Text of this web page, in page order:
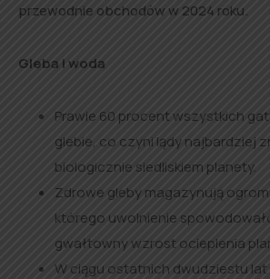
przewodnie obchodów w 2024 roku.
Gleba i woda
Prawie 60 procent wszystkich
glebie, co czyni lądy najbardziej
biologicznie siedliskiem planety.
Zdrowe gleby magazynują
którego uwolnienie
gwałtowny wzrost ocieplenia
W ciągu ostatnich dwudziestu